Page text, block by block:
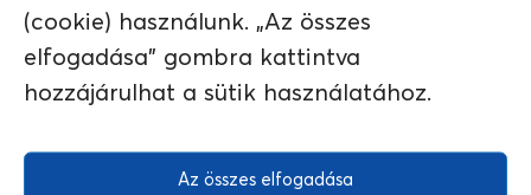
(cookie) használunk. „Az összes
elfogadása" gombra kattintva
hozzájárulhat a sütik használatához.
Az összes elfogadása
hallgató, fenntartható gazdálkodásért
folytatott projekt keretei között egy
erdőtelepítési programban is részt vesz,
melyet ti is támogattok minden tasak
← VISSZA A
JELENLEG NEM